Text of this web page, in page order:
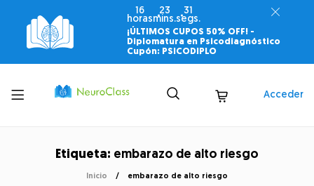
16
horas
23
mins.
30
segs.
¡ÚLTIMOS CUPOS 50% OFF! -
Diplomatura en Psicodiagnóstico
Cupón: PSICODIPLO
Toggle
menu
Acceder
Etiqueta: embarazo de alto riesgo
Inicio embarazo de alto riesgo